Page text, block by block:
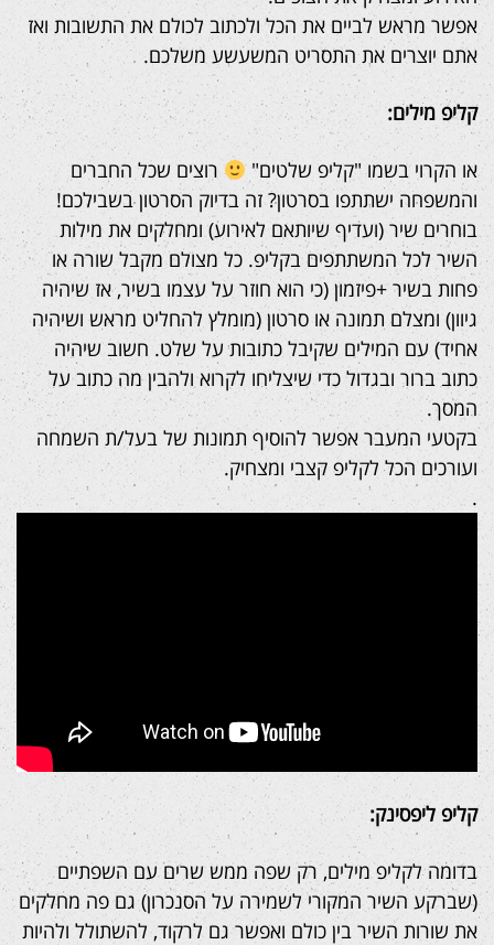
אפשר מראש לביים את הכל ולכתוב לכולם את התשובות ואז
אתם יוצרים את התסריט המשעשע משלכם.
קליפ מילים:
או הקרוי בשמו "קליפ שלטים"
רוצים שכל החברים
והמשפחה ישתתפו בסרטון? זה בדיוק הסרטון בשבילכם!
בוחרים שיר (ועדיף שיותאם לאירוע) ומחלקים את מילות
השיר לכל המשתתפים בקליפ. כל מצולם מקבל שורה או
פחות בשיר +פיזמון (כי הוא חוזר על עצמו בשיר, אז שיהיה
גיוון) ומצלם תמונה או סרטון (מומלץ להחליט מראש ושיהיה
אחיד) עם המילים שקיבל כתובות על שלט. חשוב שיהיה
כתוב ברור ובגדול כדי שיצליחו לקרוא ולהבין מה כתוב על
המסך.
בקטעי המעבר אפשר להוסיף תמונות של בעל/ת השמחה
ועורכים הכל לקליפ קצבי ומצחיק.
.
קליפ ליפסינק:
בדומה לקליפ מילים, רק שפה ממש שרים עם השפתיים
(שברקע השיר המקורי לשמירה על הסנכרון) גם פה מחלקים
את שורות השיר בין כולם ואפשר גם לרקוד, להשתולל ולהיות